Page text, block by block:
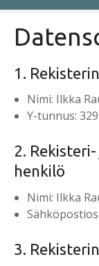
r
1.
Nimi: ​​Ilkka
Y-tunnus:
2.
henkilö
Nimi: ​​Ilkka
3.